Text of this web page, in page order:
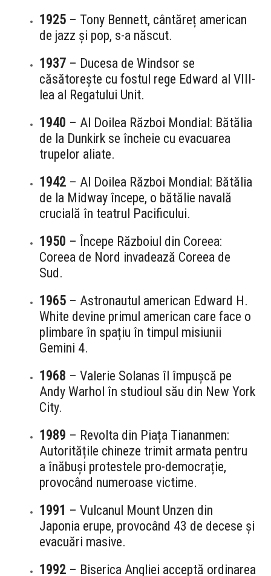
1925 – Tony Bennett, cântăreț american
de jazz și pop, s-a născut.
1937 – Ducesa de Windsor se
căsătorește cu fostul rege Edward al VIII-
lea al Regatului Unit.
1940 – Al Doilea Război Mondial: Bătălia
de la Dunkirk se încheie cu evacuarea
trupelor aliate.
1942 – Al Doilea Război Mondial: Bătălia
de la Midway începe, o bătălie navală
crucială în teatrul Pacificului.
1950 – Începe Războiul din Coreea:
Coreea de Nord invadează Coreea de
Sud.
1965 – Astronautul american Edward H.
White devine primul american care face o
plimbare în spațiu în timpul misiunii
Gemini 4.
1968 – Valerie Solanas îl împușcă pe
Andy Warhol în studioul său din New York
City.
1989 – Revolta din Piața Tiananmen:
Autoritățile chineze trimit armata pentru
a înăbuși protestele pro-democrație,
provocând numeroase victime.
1991 – Vulcanul Mount Unzen din
Japonia erupe, provocând 43 de decese și
evacuări masive.
1992 – Biserica Angliei acceptă ordinarea